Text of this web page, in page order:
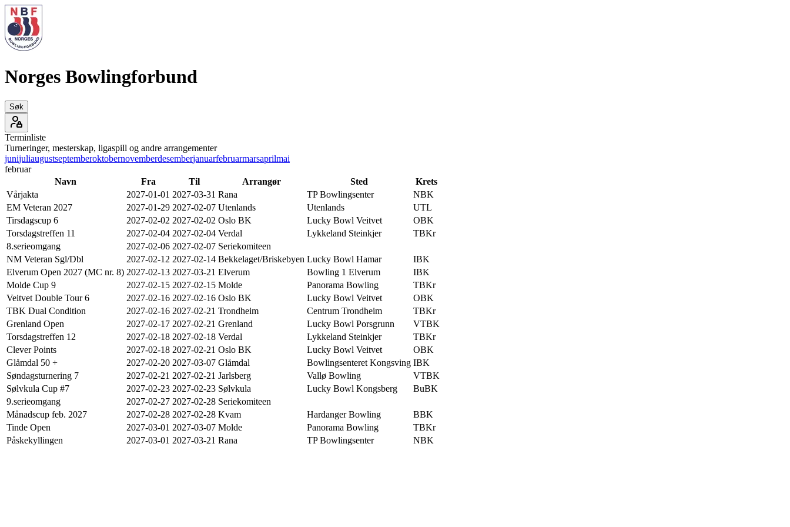
Norges Bowlingforbund
Søk
Terminliste
Turneringer, mesterskap, ligaspill og andre arrangementer
junijuliaugustseptemberoktobernovemberdesemberjanuarfebruarmarsaprilmai
februar
Navn
Fra Til Arrangør Sted
Krets
Vårjakta
2027-01-01 2027-03-31 Rana TP Bowlingsenter
NBK
EM Veteran 2027
2027-01-29 2027-02-07 Utenlands Utenlands
UTL
Tirsdagscup 6
2027-02-02 2027-02-02 Oslo BK Lucky Bowl Veitvet
OBK
Torsdagstreffen 11
2027-02-04 2027-02-04 Verdal Lykkeland Steinkjer
TBKr
8.serieomgang
2027-02-06 2027-02-07 Seriekomiteen
NM Veteran Sgl/Dbl
2027-02-12 2027-02-14 Bekkelaget/Briskebyen Lucky Bowl Hamar
IBK
Elverum Open 2027 (MC nr. 8) 2027-02-13 2027-03-21 Elverum Bowling 1 Elverum
IBK
Molde Cup 9
2027-02-15 2027-02-15 Molde Panorama Bowling
TBKr
Veitvet Double Tour 6
2027-02-16 2027-02-16 Oslo BK Lucky Bowl Veitvet
OBK
TBK Dual Condition
2027-02-16 2027-02-21 Trondheim Centrum Trondheim
TBKr
Grenland Open
2027-02-17 2027-02-21 Grenland Lucky Bowl Porsgrunn
VTBK
Torsdagstreffen 12
2027-02-18 2027-02-18 Verdal Lykkeland Steinkjer
TBKr
Clever Points
2027-02-18 2027-02-21 Oslo BK Lucky Bowl Veitvet
OBK
Glåmdal 50 +
2027-02-20 2027-03-07 Glåmdal Bowlingsenteret Kongsving IBK
Søndagsturnering 7
2027-02-21 2027-02-21 Jarlsberg Vallø Bowling
VTBK
Sølvkula Cup #7
2027-02-23 2027-02-23 Sølvkula Lucky Bowl Kongsberg
BuBK
9.serieomgang
2027-02-27 2027-02-28 Seriekomiteen
Månadscup feb. 2027
2027-02-28 2027-02-28 Kvam Hardanger Bowling
BBK
Tinde Open
2027-03-01 2027-03-07 Molde Panorama Bowling
TBKr
Påskekyllingen
2027-03-01 2027-03-21 Rana TP Bowlingsenter NBK